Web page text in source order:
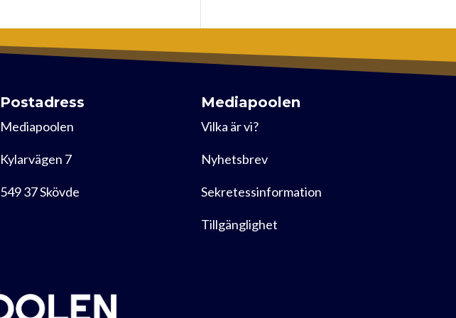
Postadress
Mediapoolen
Kylarvägen 7
549 37 Skövde
Mediapoolen
Vilka är vi?
Nyhetsbrev
Sekretessinformation
Tillgänglighet